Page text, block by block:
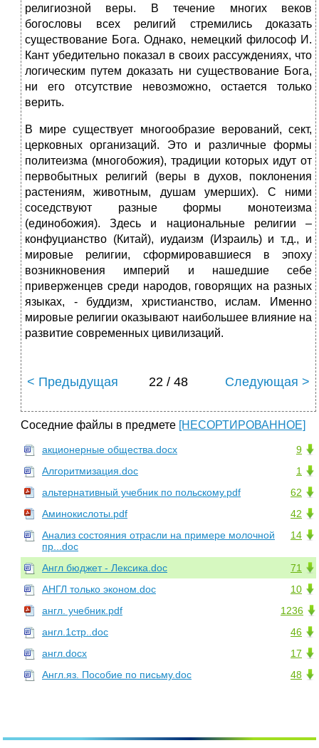
религиозной веры. В течение многих веков
богословы всех религий стремились доказать
существование Бога. Однако, немецкий философ И.
Кант убедительно показал в своих рассуждениях, что
логическим путем доказать ни существование Бога,
ни его отсутствие невозможно, остается только
верить.
В мире существует многообразие верований, сект,
церковных организаций. Это и различные формы
политеизма (многобожия), традиции которых идут от
первобытных религий (веры в духов, поклонения
растениям, животным, душам умерших). С ними
соседствуют разные формы монотеизма
(единобожия). Здесь и национальные религии –
конфуцианство (Китай), иудаизм (Израиль) и т.д., и
мировые религии, сформировавшиеся в эпоху
возникновения империй и нашедшие себе
приверженцев среди народов, говорящих на разных
языках, - буддизм, христианство, ислам. Именно
мировые религии оказывают наибольшее влияние на
развитие современных цивилизаций.
< Предыдущая 22 / 48 Следующая >
Соседние файлы в предмете [НЕСОРТИРОВАННОЕ]
9
акционерные общества.docx
1
Алгоритмизация.doc
62
альтернативный учебник по польскому.pdf
42
Аминокислоты.pdf
14
Анализ состояния отрасли на примере молочной
пр...doc
71
Англ бюджет - Лексика.doc
10
АНГЛ только эконом.doc
1236
англ. учебник.pdf
46
англ.1стр..doc
17
англ.docx
48
Англ.яз. Пособие по письму.doc